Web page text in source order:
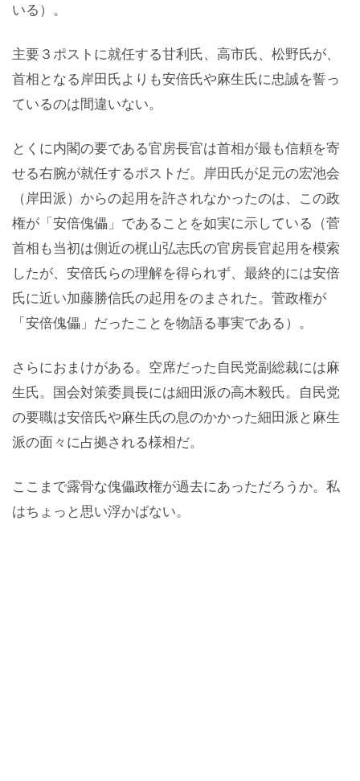
いる）。
主要３ポストに就任する甘利氏、高市氏、松野氏が、
首相となる岸田氏よりも安倍氏や麻生氏に忠誠を誓っ
ているのは間違いない。
とくに内閣の要である官房長官は首相が最も信頼を寄
せる右腕が就任するポストだ。岸田氏が足元の宏池会
（岸田派）からの起用を許されなかったのは、この政
権が「安倍傀儡」であることを如実に示している（菅
首相も当初は側近の梶山弘志氏の官房長官起用を模索
したが、安倍氏らの理解を得られず、最終的には安倍
氏に近い加藤勝信氏の起用をのまされた。菅政権が
「安倍傀儡」だったことを物語る事実である）。
さらにおまけがある。空席だった自民党副総裁には麻
生氏。国会対策委員長には細田派の高木毅氏。自民党
の要職は安倍氏や麻生氏の息のかかった細田派と麻生
派の面々に占拠される様相だ。
ここまで露骨な傀儡政権が過去にあっただろうか。私
はちょっと思い浮かばない。